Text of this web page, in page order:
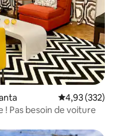
Évaluation
4,93 (332)
Pas besoin de voiture